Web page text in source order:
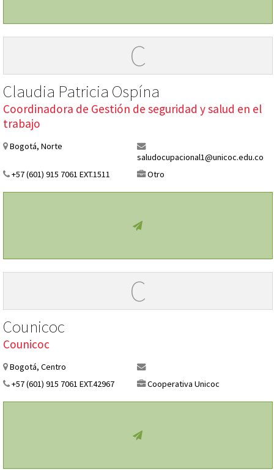
C
Claudia Patricia Ospína
Coordinadora de Gestión de seguridad y salud en el
trabajo
Bogotá, Norte
saludocupacional1@unicoc.edu.co
+57 (601) 915 7061 EXT.1511
Otro
C
Counicoc
Counicoc
Bogotá, Centro
+57 (601) 915 7061 EXT.42967
Cooperativa Unicoc